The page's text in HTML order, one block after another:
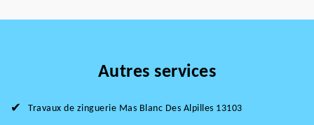
Autres services
Travaux de zinguerie Mas Blanc Des Alpilles 13103